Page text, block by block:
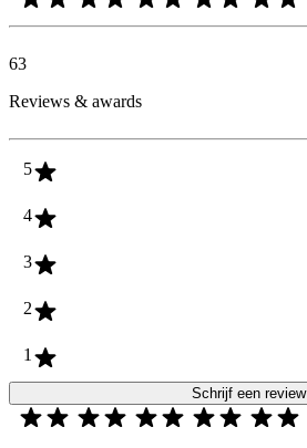
63
Reviews & awards
5
4
3
2
1
Schrijf een review